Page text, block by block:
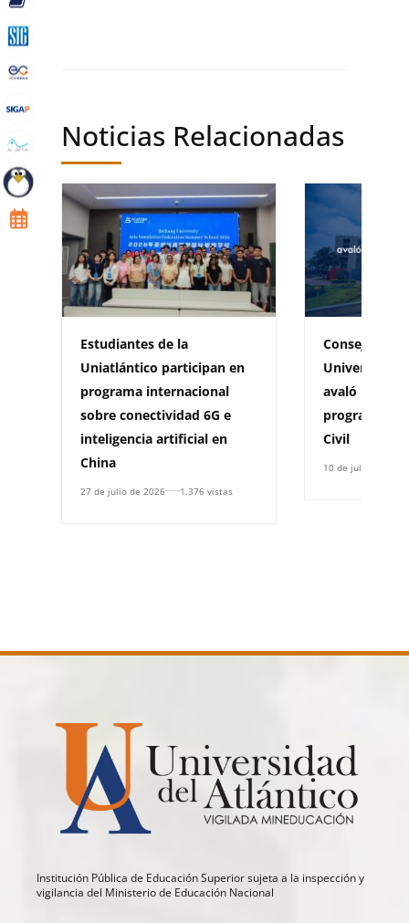
Noticias Relacionadas
Estudiantes de la
Uniatlántico participan en
programa internacional
sobre conectividad 6G e
inteligencia artificial en
China
27 de julio de 2026 1.376 vistas
Consejo
Universidad
avaló la
programa
Civil
10 de julio de 2026
Institución Pública de Educación Superior sujeta a la inspección y
vigilancia del Ministerio de Educación Nacional